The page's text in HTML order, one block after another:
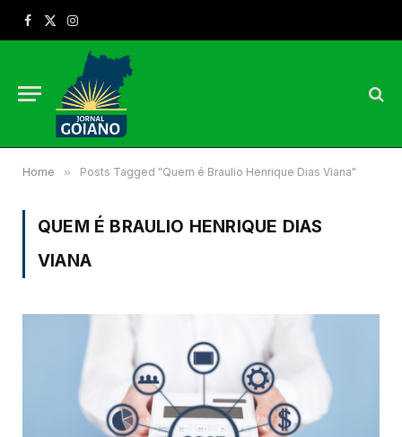
Facebook
X
Instagram
Home » Posts Tagged "Quem é Braulio Henrique Dias Viana"
QUEM É BRAULIO HENRIQUE DIAS
VIANA